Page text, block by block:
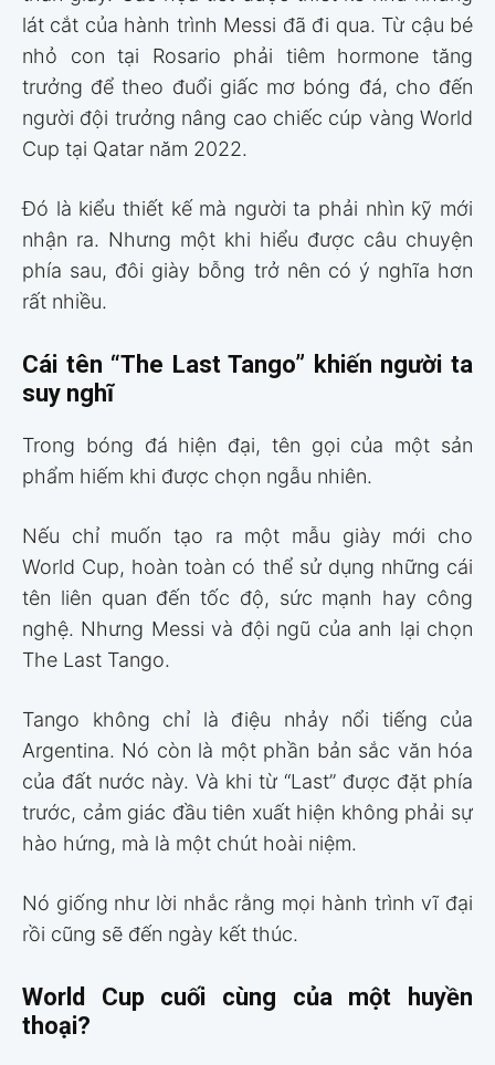
lát cắt của hành trình Messi đã đi qua. Từ cậu bé
nhỏ con tại Rosario phải tiêm hormone tăng
trưởng để theo đuổi giấc mơ bóng đá, cho đến
người đội trưởng nâng cao chiếc cúp vàng World
Cup tại Qatar năm 2022.
Đó là kiểu thiết kế mà người ta phải nhìn kỹ mới
nhận ra. Nhưng một khi hiểu được câu chuyện
phía sau, đôi giày bỗng trở nên có ý nghĩa hơn
rất nhiều.
Cái tên “The Last Tango” khiến người ta
suy nghĩ
Trong bóng đá hiện đại, tên gọi của một sản
phẩm hiếm khi được chọn ngẫu nhiên.
Nếu chỉ muốn tạo ra một mẫu giày mới cho
World Cup, hoàn toàn có thể sử dụng những cái
tên liên quan đến tốc độ, sức mạnh hay công
nghệ. Nhưng Messi và đội ngũ của anh lại chọn
The Last Tango.
Tango không chỉ là điệu nhảy nổi tiếng của
Argentina. Nó còn là một phần bản sắc văn hóa
của đất nước này. Và khi từ “Last” được đặt phía
trước, cảm giác đầu tiên xuất hiện không phải sự
hào hứng, mà là một chút hoài niệm.
Nó giống như lời nhắc rằng mọi hành trình vĩ đại
rồi cũng sẽ đến ngày kết thúc.
World Cup cuối cùng của một huyền
thoại?